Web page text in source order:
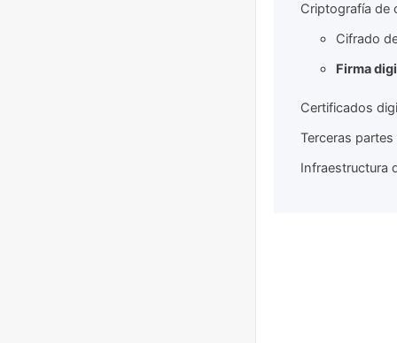
Criptografía de
Cifrado
Firma
Certificados
Terceras
Infraestructura